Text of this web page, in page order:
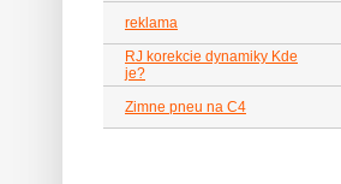
reklama
RJ korekcie dynamiky Kde
je?
Zimne pneu na C4